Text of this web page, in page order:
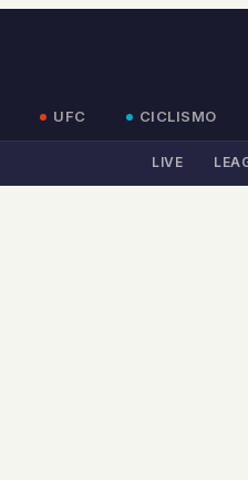
UFC CICLISMO
LIVE